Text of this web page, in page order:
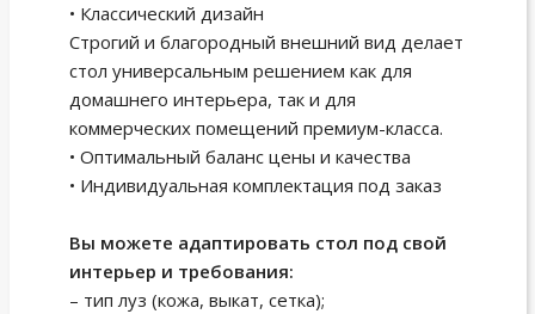
• Классический дизайн
Строгий и благородный внешний вид делает
стол универсальным решением как для
домашнего интерьера, так и для
коммерческих помещений премиум-класса.
• Оптимальный баланс цены и качества
• Индивидуальная комплектация под заказ
Вы можете адаптировать стол под свой
интерьер и требования:
– тип луз (кожа, выкат, сетка);